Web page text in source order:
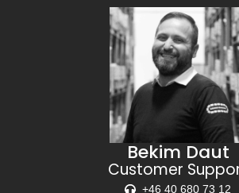
Bekim Daut
Customer
+46 40 680 73 12